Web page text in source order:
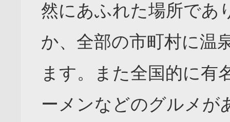
然にあふれた場所であ
か、全部の市町村に温
ます。また全国的に有
ーメンなどのグルメが